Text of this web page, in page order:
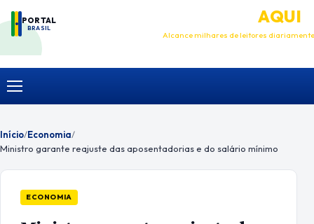
PORTAL
BRASIL
ANUNCIEAQUI
Alcance milhares de leitores diariamente
Menu
Início/Economia/
Ministro garante reajuste das aposentadorias e do salário mínimo
ECONOMIA